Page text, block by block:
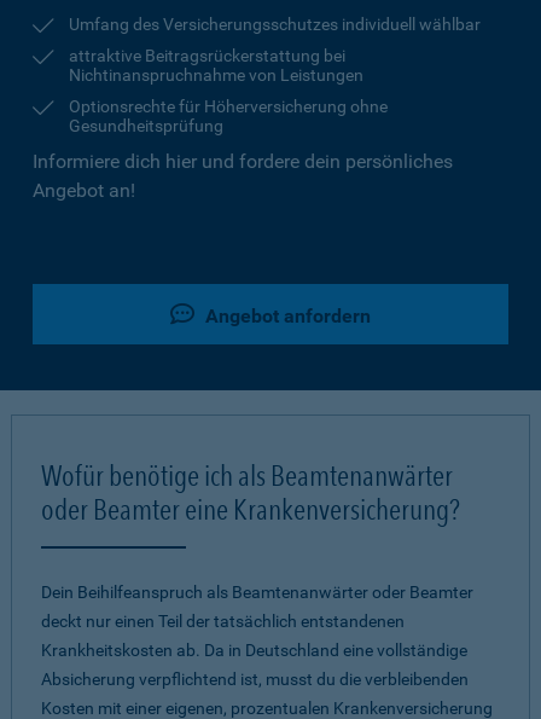
Umfang des Versicherungsschutzes individuell wählbar
attraktive Beitragsrückerstattung bei
Nichtinanspruchnahme von Leistungen
Optionsrechte für Höherversicherung ohne
Gesundheitsprüfung
Informiere dich hier und fordere dein persönliches
Angebot an!
Angebot anfordern
Wofür benötige ich als Beamtenanwärter
oder Beamter eine Krankenversicherung?
Dein Beihilfeanspruch als Beamtenanwärter oder Beamter
deckt nur einen Teil der tatsächlich entstandenen
Krankheitskosten ab. Da in Deutschland eine vollständige
Absicherung verpflichtend ist, musst du die verbleibenden
Kosten mit einer eigenen, prozentualen Krankenversicherung